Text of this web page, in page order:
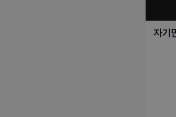
자기